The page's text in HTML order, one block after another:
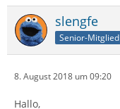
slengfe
Senior-Mitglied
8. August 2018 um 09:20
Hallo,